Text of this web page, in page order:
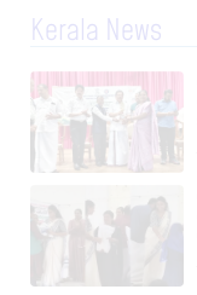
Kerala News